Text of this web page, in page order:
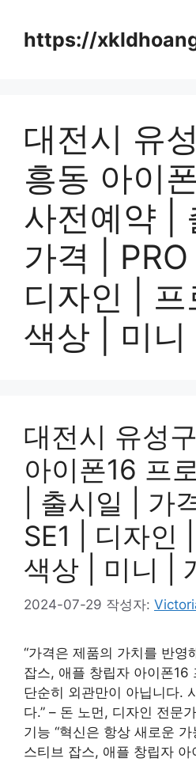
https://
대전시 유
흥동 아이
사전예약 |
가격 | PRO
디자인 | 프
색상 | 미니
대전시 유성
아이폰16 프
| 출시일 | 가
SE1 | 디자인
색상 | 미니 |
2024-07-29 작성자:
“가격은 제품의 가치를 반영
잡스, 애플 창립자 아이폰16
단순히 외관만이 아닙니다.
다.” – 돈 노먼, 디자인 전문
기능 “혁신은 항상 새로운
스티브 잡스, 애플 창립자